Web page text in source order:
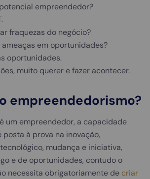
empreendedor?
fraquezas do negócio?
em oportunidades?
oportunidades.
muito querer e fazer acontecer.
empreendedorismo?
um empreendedor, a capacidade
à prova na inovação,
mudança e iniciativa,
e de oportunidades, contudo o
necessita obrigatoriamente de criar